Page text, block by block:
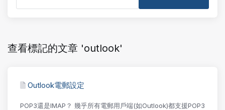
查看標記的文章 'outlook'
Outlook電郵設定
POP3還是IMAP？ 幾乎所有電郵用戶端(如Outlook)都支援POP3